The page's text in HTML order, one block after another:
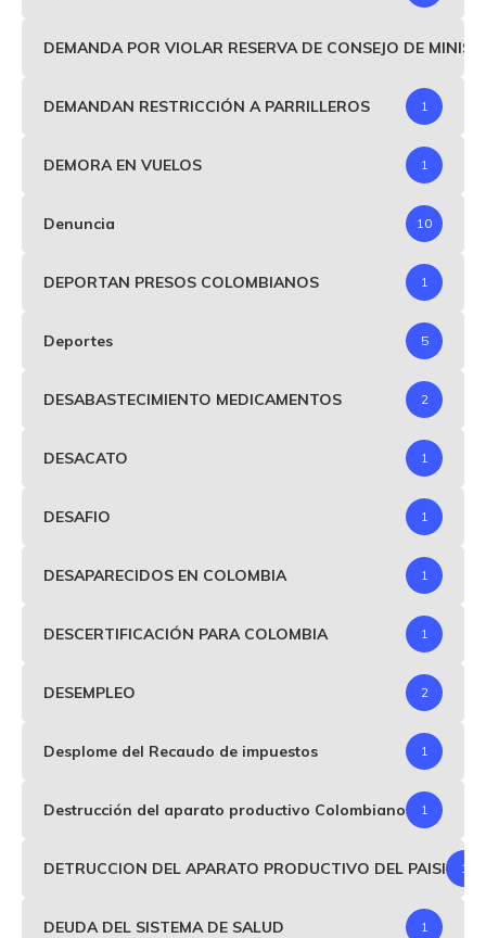
DEMANDA POR VIOLAR RESERVA DE CONSEJO DE
DEMANDAN RESTRICCIÓN A PARRILLEROS 1
DEMORA EN VUELOS 1
Denuncia 10
DEPORTAN PRESOS COLOMBIANOS 1
Deportes 5
DESABASTECIMIENTO MEDICAMENTOS 2
DESACATO 1
DESAFIO 1
DESAPARECIDOS EN COLOMBIA 1
DESCERTIFICACIÓN PARA COLOMBIA 1
DESEMPLEO 2
Desplome del Recaudo de impuestos 1
Destrucción del aparato productivo Colombiano 1
DETRUCCION DEL APARATO PRODUCTIVO DEL PAISI 1
DEUDA DEL SISTEMA DE SALUD 1